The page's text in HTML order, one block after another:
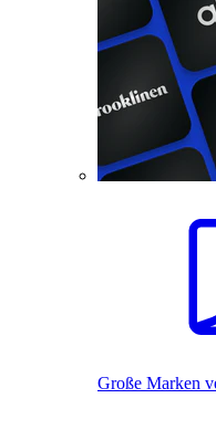
Große Marken